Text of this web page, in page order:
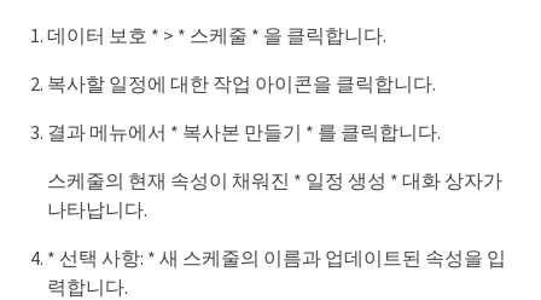
데이터 보호 * > * 스케줄 * 을 클릭합니다.
복사할 일정에 대한 작업 아이콘을 클릭합니다.
결과 메뉴에서 * 복사본 만들기 * 를 클릭합니다.
스케줄의 현재 속성이 채워진 * 일정 생성 * 대화 상자가
나타납니다.
* 선택 사항: * 새 스케줄의 이름과 업데이트된 속성을 입
력합니다.